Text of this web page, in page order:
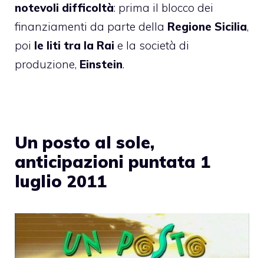
notevoli difficoltà: prima il blocco dei
finanziamenti da parte della Regione Sicilia,
poi le liti tra la Rai e la società di
produzione, Einstein.
Un posto al sole,
anticipazioni puntata 1
luglio 2011